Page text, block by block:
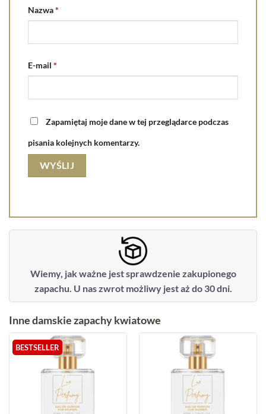
Nazwa*
E-mail *
Zapamiętaj moje dane w tej przeglądarce podczas
pisania kolejnych komentarzy.
Wiemy, jak ważne jest sprawdzenie zakupionego
zapachu. U nas zwrot możliwy jest aż do 30 dni.
Inne damskie zapachy kwiatowe
BESTSELLER